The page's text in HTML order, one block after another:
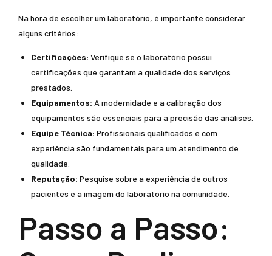
Na hora de escolher um laboratório, é importante considerar
alguns critérios:
Certificações: Verifique se o laboratório possui
certificações que garantam a qualidade dos serviços
prestados.
Equipamentos: A modernidade e a calibração dos
equipamentos são essenciais para a precisão das análises.
Equipe Técnica: Profissionais qualificados e com
experiência são fundamentais para um atendimento de
qualidade.
Reputação: Pesquise sobre a experiência de outros
pacientes e a imagem do laboratório na comunidade.
Passo a Passo: